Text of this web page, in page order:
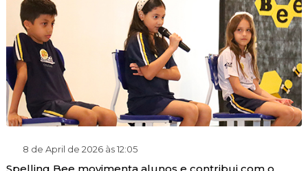
8 de April de 2026 às 12:05